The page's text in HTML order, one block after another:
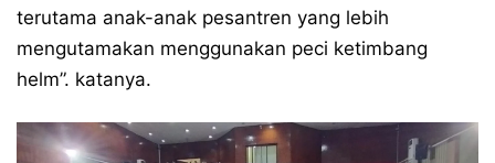
terutama anak-anak pesantren yang lebih
mengutamakan menggunakan peci ketimbang
helm”. katanya.